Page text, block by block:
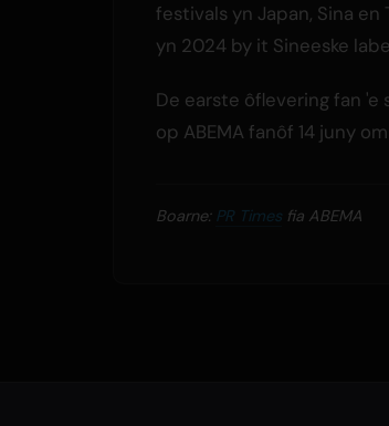
festivals yn Japan, Sina en
yn 2024 by it Sineeske
De earste ôflevering fan 'e
op ABEMA fanôf 14 juny
Boarne: PR Times fia ABEMA